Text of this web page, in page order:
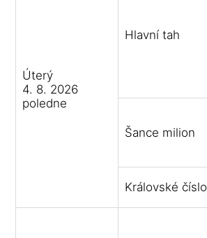
Úterý
4. 8. 2026
poledne
Hlavní tah
Šance milion
Královské číslo